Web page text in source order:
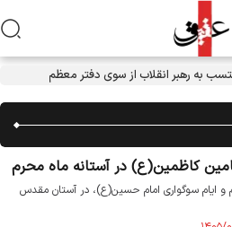
به رهبر انقلاب از سوی دفتر معظم‌له
کاظمین(ع) در آستانه ماه محرم
و ایام سوگواری امام حسین(ع)، در آستان مقدس